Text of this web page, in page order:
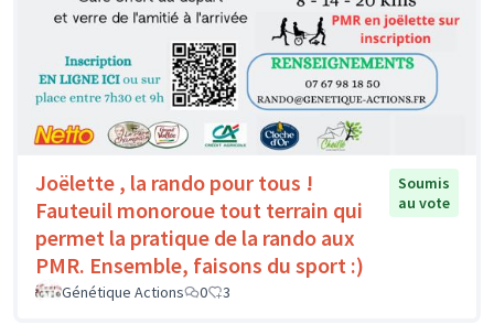
Joëlette , la rando pour tous !
Fauteuil monoroue tout terrain qui
permet la pratique de la rando aux
PMR. Ensemble, faisons du sport :)
Soumis
au vote
Génétique Actions 0 3